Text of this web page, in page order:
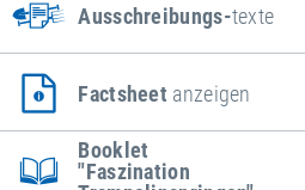
Ausschreibungs-texte
Factsheet anzeigen
Booklet
"Faszination